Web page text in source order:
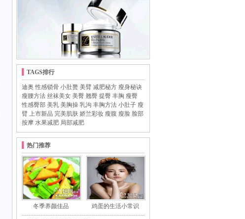
TAGS排行
迪奥 性感锁骨 小肚赘 美臂 减肥秘方 瘦身秘诀
瘦腰方法 丝袜美女 美臀 翘臀 提臀 丰胸 瘦臀
性感臀部 美乳 美胸操 乳沟 丰胸方法 小肚子 瘦
臂 上市新品 完美肌肤 娇兰彩妆 瘦腹 瘦脸 脸部
按摩 水果减肥 局部减肥
热门推荐
冬季养颜佳品 鸡蛋的生活小常识